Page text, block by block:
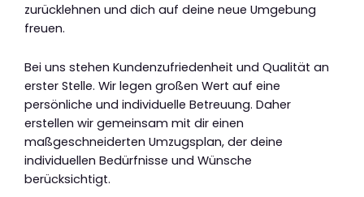
zurücklehnen und dich auf deine neue Umgebung
freuen.
Bei uns stehen Kundenzufriedenheit und Qualität an
erster Stelle. Wir legen großen Wert auf eine
persönliche und individuelle Betreuung. Daher
erstellen wir gemeinsam mit dir einen
maßgeschneiderten Umzugsplan, der deine
individuellen Bedürfnisse und Wünsche
berücksichtigt.